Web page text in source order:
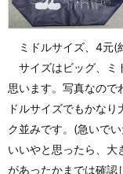
ミドルサイズ、4元(
サイズはビッグ、ミ
思います。写真なので
ドルサイズでもかな
ク並みです。(急いで
いいやと思ったら、大
があったかまでは確認